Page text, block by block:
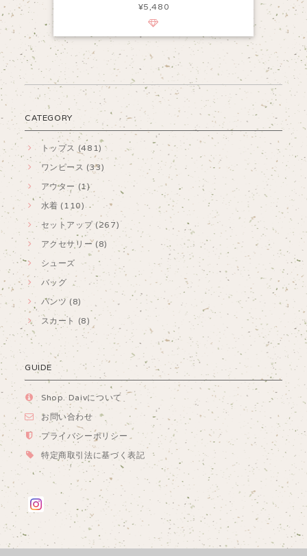
¥5,480
CATEGORY
トップス (481)
ワンピース (33)
アウター (1)
水着 (110)
セットアップ (267)
アクセサリー (8)
シューズ
バッグ
パンツ (8)
スカート (8)
GUIDE
Shop. Daivについて
お問い合わせ
プライバシーポリシー
特定商取引法に基づく表記